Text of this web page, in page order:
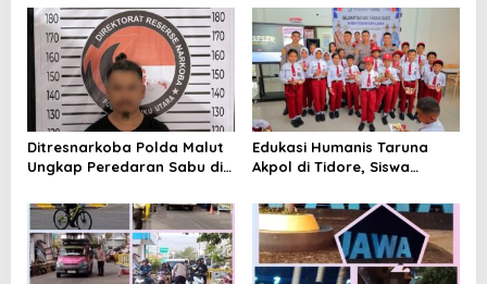
Lalu Punya Siapa?
Kapolda
Ditresnarkoba Polda Malut
Ungkap Peredaran Sabu di
Pengedar Diamankan
Edukasi Humanis Taruna
Akpol di Tidore, Siswa
Mandiri